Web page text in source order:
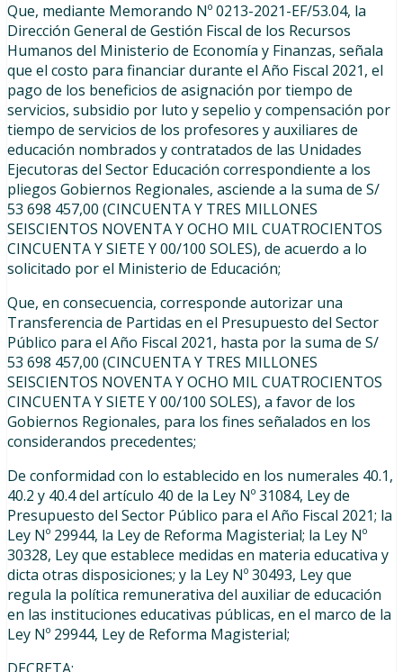
Que, mediante Memorando Nº 0213-2021-EF/53.04, la
Dirección General de Gestión Fiscal de los Recursos
Humanos del Ministerio de Economía y Finanzas, señala
que el costo para financiar durante el Año Fiscal 2021, el
pago de los beneficios de asignación por tiempo de
servicios, subsidio por luto y sepelio y compensación por
tiempo de servicios de los profesores y auxiliares de
educación nombrados y contratados de las Unidades
Ejecutoras del Sector Educación correspondiente a los
pliegos Gobiernos Regionales, asciende a la suma de S/
53 698 457,00 (CINCUENTA Y TRES MILLONES
SEISCIENTOS NOVENTA Y OCHO MIL CUATROCIENTOS
CINCUENTA Y SIETE Y 00/100 SOLES), de acuerdo a lo
solicitado por el Ministerio de Educación;
Que, en consecuencia, corresponde autorizar una
Transferencia de Partidas en el Presupuesto del Sector
Público para el Año Fiscal 2021, hasta por la suma de S/
53 698 457,00 (CINCUENTA Y TRES MILLONES
SEISCIENTOS NOVENTA Y OCHO MIL CUATROCIENTOS
CINCUENTA Y SIETE Y 00/100 SOLES), a favor de los
Gobiernos Regionales, para los fines señalados en los
considerandos precedentes;
De conformidad con lo establecido en los numerales 40.1,
40.2 y 40.4 del artículo 40 de la Ley Nº 31084, Ley de
Presupuesto del Sector Público para el Año Fiscal 2021; la
Ley Nº 29944, la Ley de Reforma Magisterial; la Ley Nº
30328, Ley que establece medidas en materia educativa y
dicta otras disposiciones; y la Ley Nº 30493, Ley que
regula la política remunerativa del auxiliar de educación
en las instituciones educativas públicas, en el marco de la
Ley Nº 29944, Ley de Reforma Magisterial;